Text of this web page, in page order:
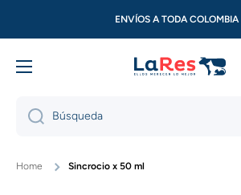
Ir directamente al contenidoENVÍOS A TODA COLOMBIA
Búsqueda
Home Sincrocio x 50 ml